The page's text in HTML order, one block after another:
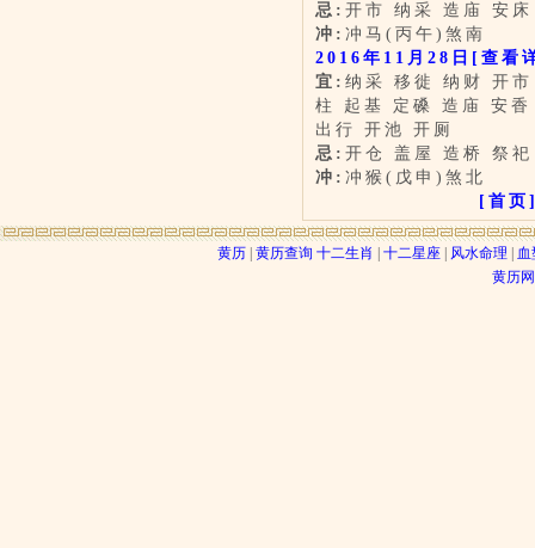
忌: 开市 纳采 造庙 安
冲: 冲马(丙午)煞南
2016年11月28日 [查看
宜: 纳采 移徙 纳财 开
柱 起基 定磉 造庙 安
出行 开池 开厕
忌: 开仓 盖屋 造桥 祭祀
冲: 冲猴(戊申)煞北
[首页
黄历 黄历查询 十二生肖 十二星座 风水命理
血
黄历网